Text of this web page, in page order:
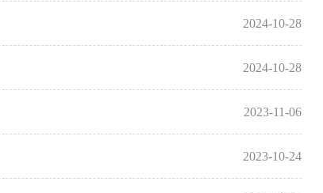
2024-10-28
2024-10-28
2023-11-06
2023-10-24